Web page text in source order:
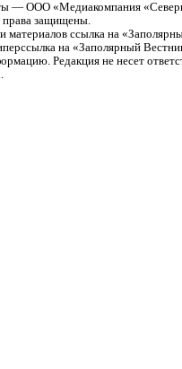
— ООО «Медиакомпания
защищены.
ссылка на
на «Заполярный
Редакция не несет